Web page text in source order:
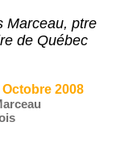
Marceau, ptre
de Québec
2008